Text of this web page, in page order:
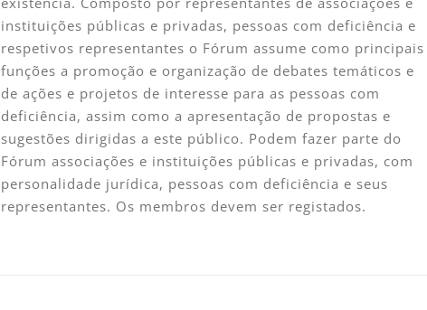
instituições públicas e privadas, pessoas com deficiência e
respetivos representantes o Fórum assume como principais
funções a promoção e organização de debates temáticos e
de ações e projetos de interesse para as pessoas com
deficiência, assim como a apresentação de propostas e
sugestões dirigidas a este público. Podem fazer parte do
Fórum associações e instituições públicas e privadas, com
personalidade jurídica, pessoas com deficiência e seus
representantes. Os membros devem ser registados.